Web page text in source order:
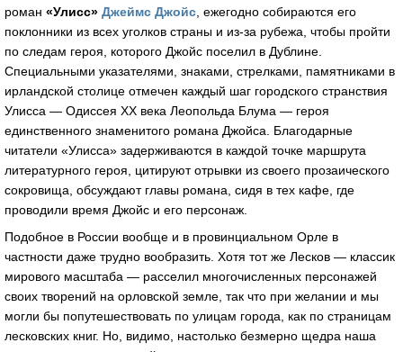
роман «Улисс» Джеймс Джойс , ежегодно собираются его
поклонники из всех уголков страны и из-за рубежа, чтобы пройти
по следам героя, которого Джойс поселил в Дублине.
Специальными указателями, знаками, стрелками, памятниками в
ирландской столице отмечен каждый шаг городского странствия
Улисса — Одиссея XX века Леопольда Блума — героя
единственного знаменитого романа Джойса. Благодарные
читатели «Улисса» задерживаются в каждой точке маршрута
литературного героя, цитируют отрывки из своего прозаического
сокровища, обсуждают главы романа, сидя в тех кафе, где
проводили время Джойс и его персонаж.
Подобное в России вообще и в провинциальном Орле в
частности даже трудно вообразить. Хотя тот же Лесков — классик
мирового масштаба — расселил многочисленных персонажей
своих творений на орловской земле, так что при желании и мы
могли бы попутешествовать по улицам города, как по страницам
лесковских книг. Но, видимо, настолько безмерно щедра наша